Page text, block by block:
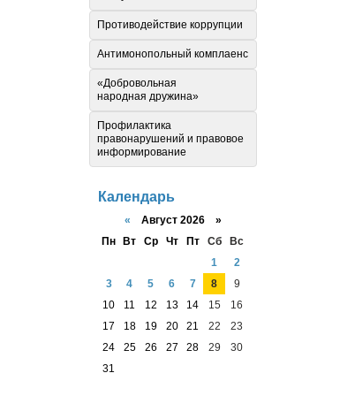
Противодействие коррупции
Антимонопольный комплаенс
«Добровольная
народная дружина»
Профилактика
правонарушений и правовое
информирование
Календарь
« Август 2026 »
Пн
Вт Ср Чт Пт Сб
Вс
1
2
3
4 5 6 7 8
9
10
11 12 13 14 15
16
17
18 19 20 21 22
23
24
25 26 27 28 29
30
31